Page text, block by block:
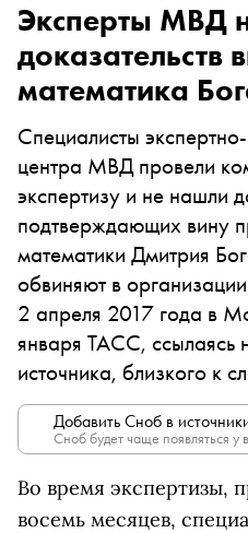
Эксперты МВД
доказательств
математика
Специалисты
центра МВД провели
экспертизу и не нашли
подтверждающих вину
математики Дмитрия
обвиняют в
2 апреля 2017 года в
января ТАСС, ссылаясь
источника, близкого к
Добавить Сноб в
Сноб будет чаще появляться у
Во время экспертизы,
восемь месяцев,